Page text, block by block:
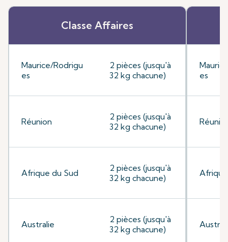
Classe Affaires
Maurice/Rodrigu
es
2 pièces (jusqu'à
32 kg chacune)
Réunion
2 pièces (jusqu'à
32 kg chacune)
Afrique du Sud
2 pièces (jusqu'à
32 kg chacune)
Australie
2 pièces (jusqu'à
32 kg chacune)
es